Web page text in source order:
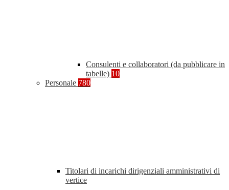
Consulenti e collaboratori (da pubblicare in
tabelle) 10
Personale 780
Titolari di incarichi dirigenziali amministrativi di
vertice